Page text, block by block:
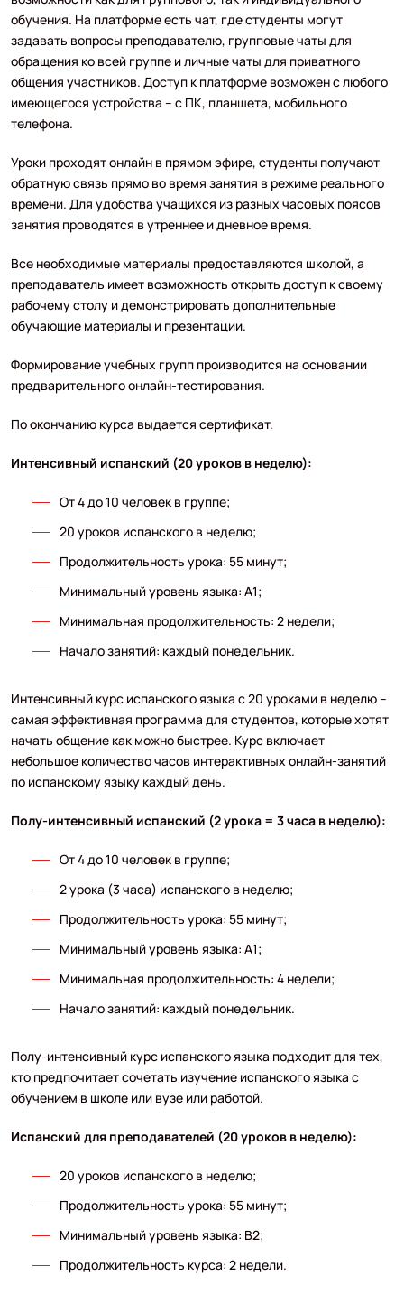
обучения. На платформе есть чат, где студенты могут
задавать вопросы преподавателю, групповые чаты для
обращения ко всей группе и личные чаты для приватного
общения участников. Доступ к платформе возможен с любого
имеющегося устройства – с ПК, планшета, мобильного
телефона.
Уроки проходят онлайн в прямом эфире, студенты получают
обратную связь прямо во время занятия в режиме реального
времени. Для удобства учащихся из разных часовых поясов
занятия проводятся в утреннее и дневное время.
Все необходимые материалы предоставляются школой, а
преподаватель имеет возможность открыть доступ к своему
рабочему столу и демонстрировать дополнительные
обучающие материалы и презентации.
Формирование учебных групп производится на основании
предварительного онлайн-тестирования.
По окончанию курса выдается сертификат.
Интенсивный испанский (20 уроков в неделю):
От 4 до 10 человек в группе;
20 уроков испанского в неделю;
Продолжительность урока: 55 минут;
Минимальный уровень языка: A1;
Минимальная продолжительность: 2 недели;
Начало занятий: каждый понедельник.
Интенсивный курс испанского языка с 20 уроками в неделю –
самая эффективная программа для студентов, которые хотят
начать общение как можно быстрее. Курс включает
небольшое количество часов интерактивных онлайн-занятий
по испанскому языку каждый день.
Полу-интенсивный испанский (2 урока = 3 часа в неделю):
От 4 до 10 человек в группе;
2 урока (3 часа) испанского в неделю;
Продолжительность урока: 55 минут;
Минимальный уровень языка: A1;
Минимальная продолжительность: 4 недели;
Начало занятий: каждый понедельник.
Полу-интенсивный курс испанского языка подходит для тех,
кто предпочитает сочетать изучение испанского языка с
обучением в школе или вузе или работой.
Испанский для преподавателей (20 уроков в неделю):
20 уроков испанского в неделю;
Продолжительность урока: 55 минут;
Минимальный уровень языка: В2;
Продолжительность курса: 2 недели.